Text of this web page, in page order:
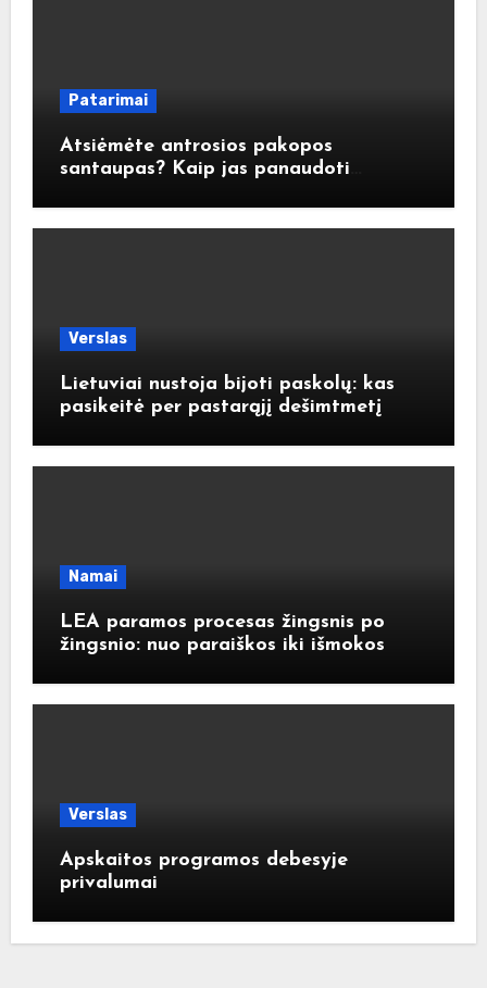
Patarimai
Atsiėmėte antrosios pakopos
santaupas? Kaip jas panaudoti
Verslas
Lietuviai nustoja bijoti paskolų: kas
pasikeitė per pastarąjį dešimtmetį
Namai
LEA paramos procesas žingsnis po
žingsnio: nuo paraiškos iki išmokos
Verslas
Apskaitos programos debesyje
privalumai